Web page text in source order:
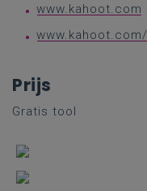
www.kahoot.com
Prijs
Gratis tool